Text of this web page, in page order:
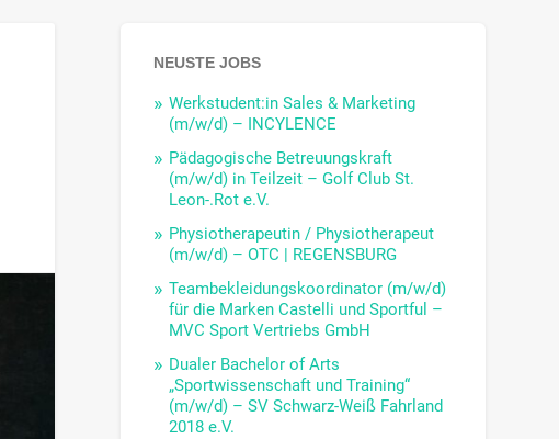
NEUSTE JOBS
Werkstudent:in Sales & Marketing
(m/w/d) – INCYLENCE
Pädagogische Betreuungskraft
(m/w/d) in Teilzeit – Golf Club St.
Leon-.Rot e.V.
Physiotherapeutin / Physiotherapeut
(m/w/d) – OTC | REGENSBURG
Teambekleidungskoordinator (m/w/d)
für die Marken Castelli und Sportful –
MVC Sport Vertriebs GmbH
Dualer Bachelor of Arts
„Sportwissenschaft und Training“
(m/w/d) – SV Schwarz-Weiß Fahrland
2018 e.V.